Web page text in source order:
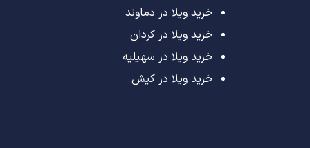
خرید ویلا در دماوند
خرید ویلا در کردان
خرید ویلا در سهیلیه
خرید ویلا در کیش